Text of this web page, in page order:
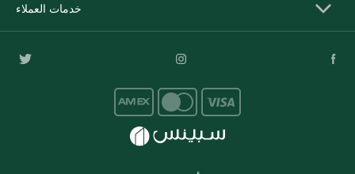
خدمات العملاء